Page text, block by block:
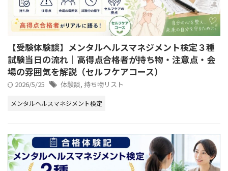
【受験体験談】メンタルヘルスマネジメント検定３種
試験当日の流れ｜高得点合格者が持ち物・注意点・会
場の雰囲気を解説（セルフケアコース）
2026/5/25 体験談, 持ち物リスト
メンタルヘルスマネジメント検定